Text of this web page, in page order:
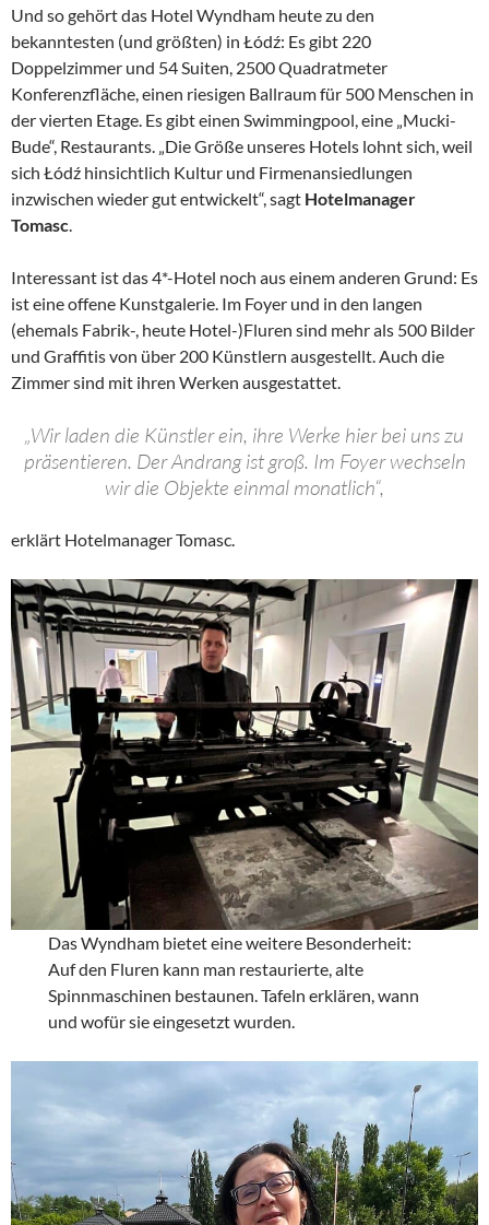
Und so gehört das Hotel Wyndham heute zu den
bekanntesten (und größten) in Łódź: Es gibt 220
Doppelzimmer und 54 Suiten, 2500 Quadratmeter
Konferenzfläche, einen riesigen Ballraum für 500 Menschen in
der vierten Etage. Es gibt einen Swimmingpool, eine „Mucki-
Bude“, Restaurants. „Die Größe unseres Hotels lohnt sich, weil
sich Łódź hinsichtlich Kultur und Firmenansiedlungen
inzwischen wieder gut entwickelt“, sagt Hotelmanager
Tomasc.
Interessant ist das 4*-Hotel noch aus einem anderen Grund: Es
ist eine offene Kunstgalerie. Im Foyer und in den langen
(ehemals Fabrik-, heute Hotel-)Fluren sind mehr als 500 Bilder
und Graffitis von über 200 Künstlern ausgestellt. Auch die
Zimmer sind mit ihren Werken ausgestattet.
„Wir laden die Künstler ein, ihre Werke hier bei uns zu
präsentieren. Der Andrang ist groß. Im Foyer wechseln
wir die Objekte einmal monatlich“,
erklärt Hotelmanager Tomasc.
Das Wyndham bietet eine weitere Besonderheit:
Auf den Fluren kann man restaurierte, alte
Spinnmaschinen bestaunen. Tafeln erklären, wann
und wofür sie eingesetzt wurden.